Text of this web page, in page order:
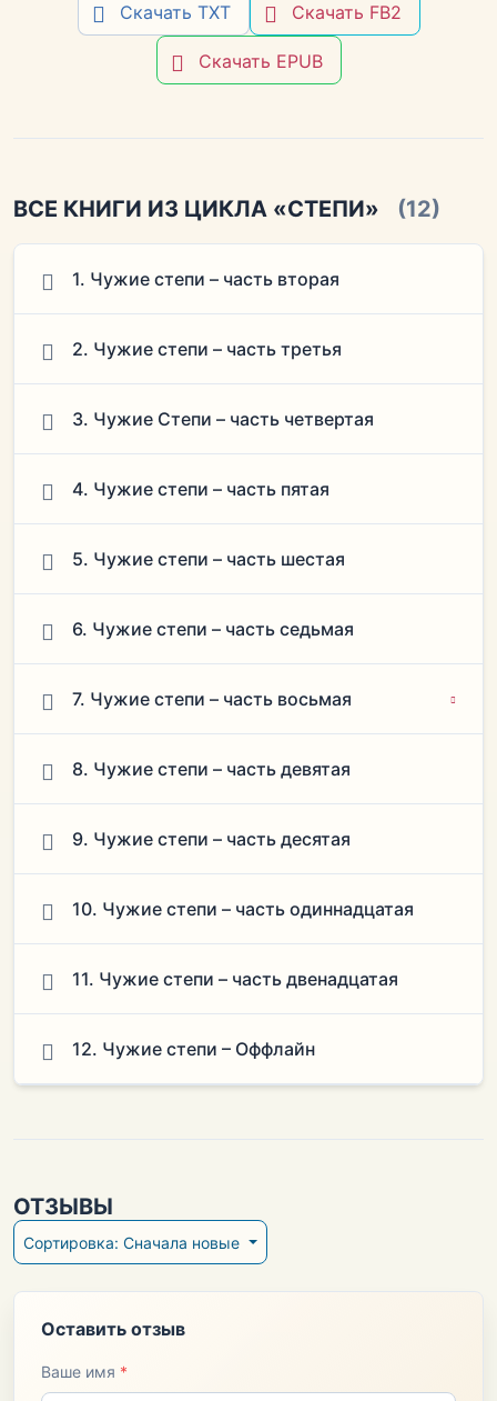
Скачать TXT Скачать FB2
Скачать EPUB
ВСЕ КНИГИ ИЗ ЦИКЛА «СТЕПИ» (12)
1. Чужие степи – часть вторая
2. Чужие степи – часть третья
3. Чужие Степи – часть четвертая
4. Чужие степи – часть пятая
5. Чужие степи – часть шестая
6. Чужие степи – часть седьмая
7. Чужие степи – часть восьмая
8. Чужие степи – часть девятая
9. Чужие степи – часть десятая
10. Чужие степи – часть одиннадцатая
11. Чужие степи – часть двенадцатая
12. Чужие степи – Оффлайн
ОТЗЫВЫ
Сортировка: Сначала новые
Оставить отзыв
Ваше имя *